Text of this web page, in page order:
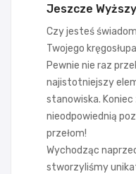
Jeszcze
Czy jesteś
Twojego
Pewnie nie raz
najistotniejszy
stanowiska. Koniec
nieodpowiednią
przełom!
Wychodząc
stworzyliśmy